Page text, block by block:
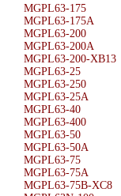
MGPL63-175
MGPL63-175A
MGPL63-200
MGPL63-200A
MGPL63-200-XB13
MGPL63-25
MGPL63-250
MGPL63-25A
MGPL63-40
MGPL63-400
MGPL63-50
MGPL63-50A
MGPL63-75
MGPL63-75A
MGPL63-75B-XC8